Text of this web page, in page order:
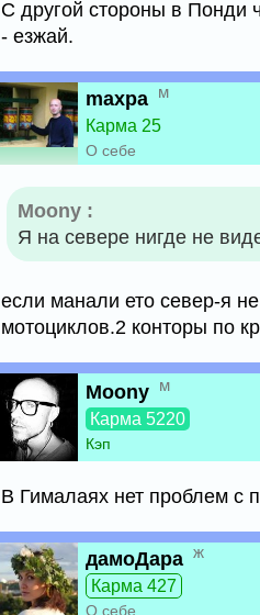
С другой стороны в Понди
- езжай.
maxpa м
Карма 25
О себе
Moony :
Я на севере нигде не
если манали ето север-я
мотоциклов.2 конторы по
Moony м
Карма 5220
Кэп
В Гималаях нет проблем с
дамоДара ж
Карма 427
О себе